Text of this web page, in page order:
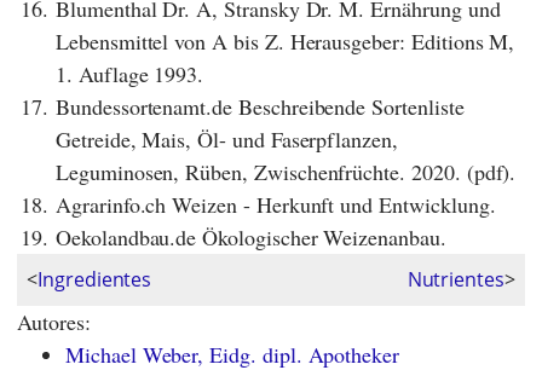
16. Blumenthal Dr. A, Stransky Dr. M. Ernährung und
Lebensmittel von A bis Z. Herausgeber: Editions M,
1. Auflage 1993.
17. Bundessortenamt.de Beschreibende Sortenliste
Getreide, Mais, Öl- und Faserpflanzen,
Leguminosen, Rüben, Zwischenfrüchte. 2020. (pdf).
18. Agrarinfo.ch Weizen - Herkunft und Entwicklung.
19. Oekolandbau.de Ökologischer Weizenanbau.
<Ingredientes Nutrientes>
Autores:
Michael Weber, Eidg. dipl. Apotheker